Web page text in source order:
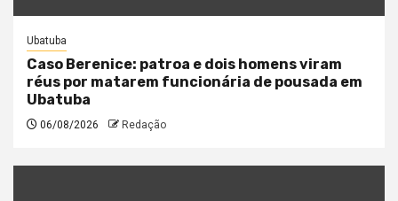
Ubatuba
Caso Berenice: patroa e dois homens viram
réus por matarem funcionária de pousada em
Ubatuba
06/08/2026 Redação